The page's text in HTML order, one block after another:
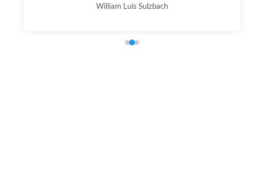
William Luis Sulzbach